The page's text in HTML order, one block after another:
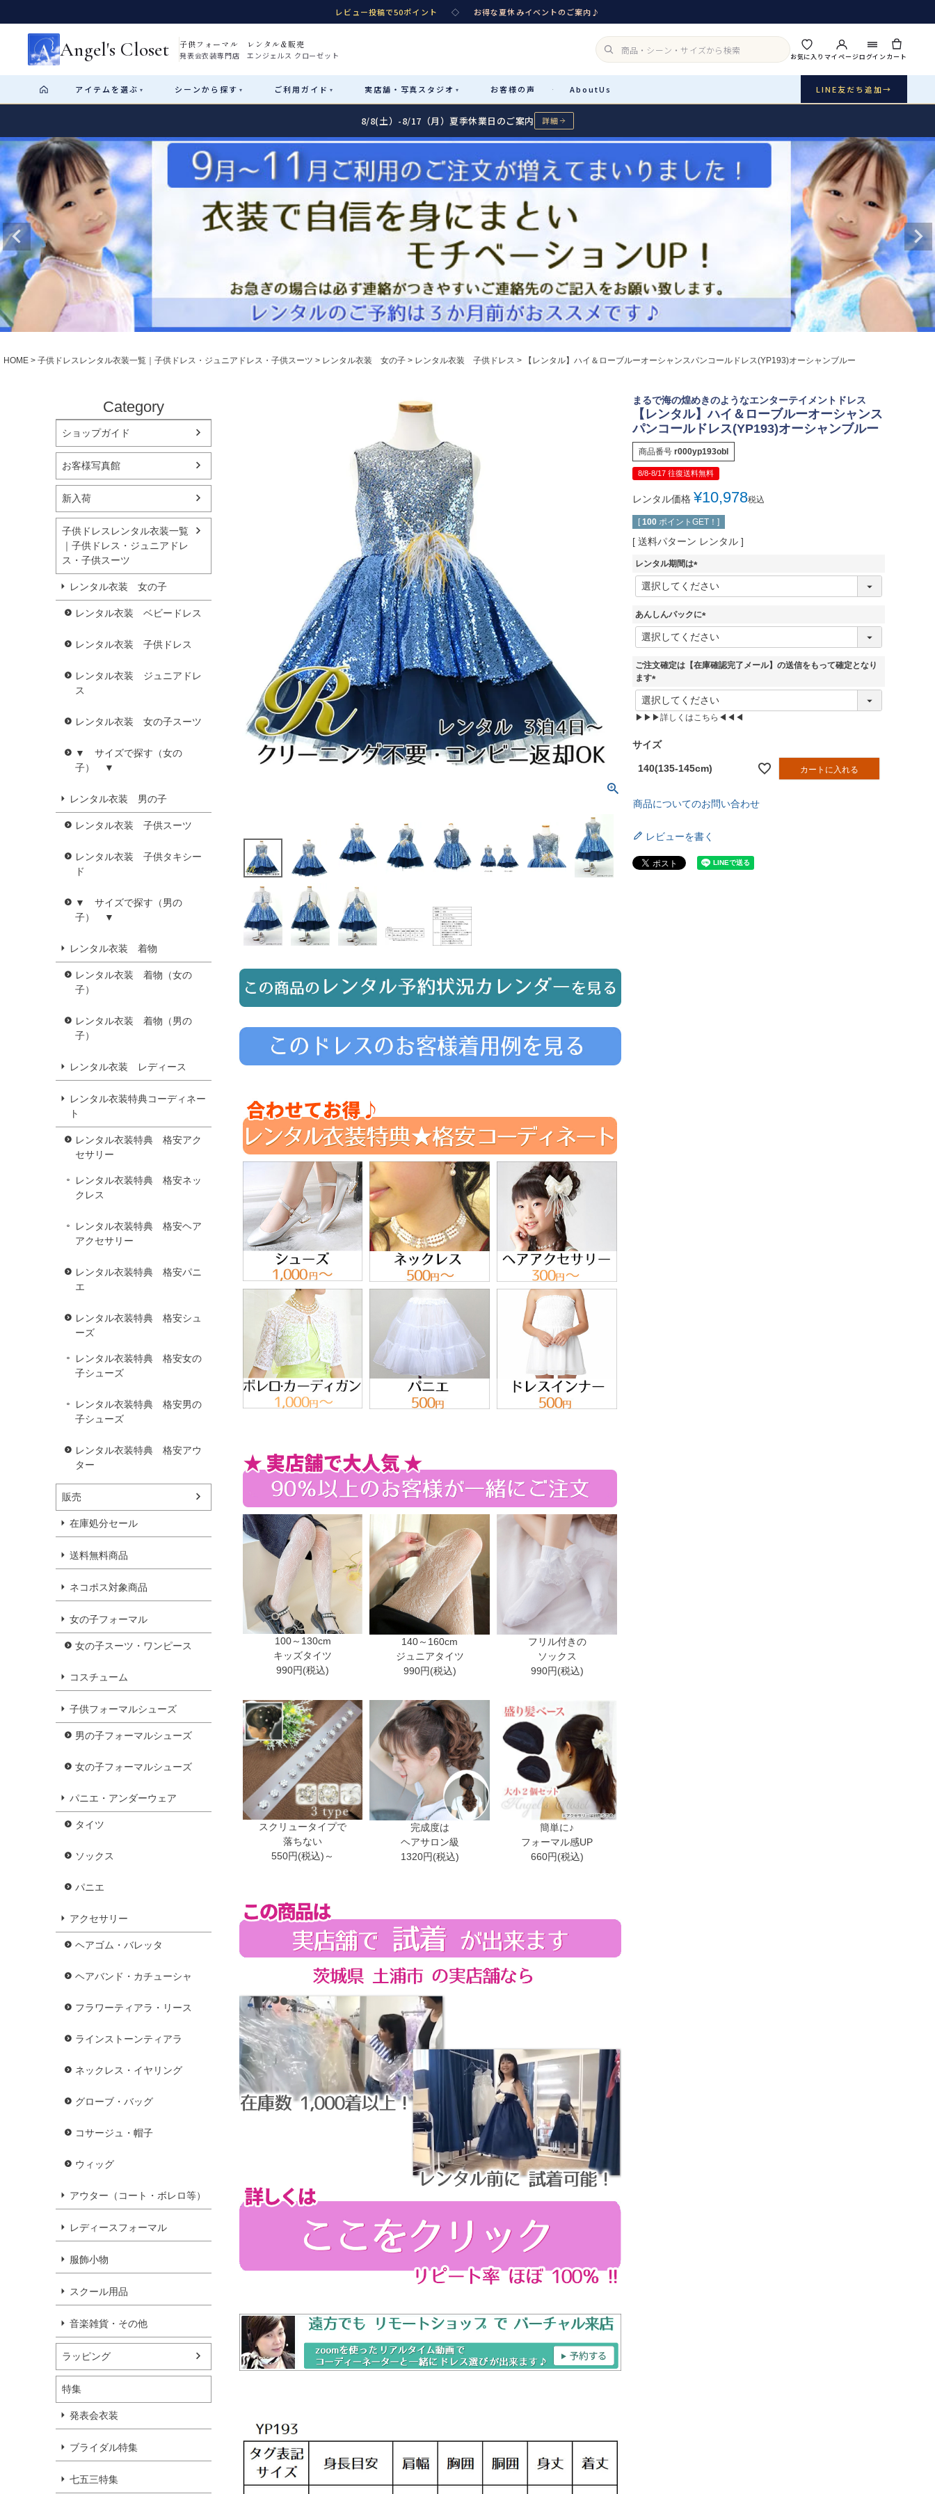
レビュー投稿で50ポイント ◇ お得な夏休みイベントのご案内♪
Angel's Closet 子供フォーマル レンタル&販売
発表会衣装専門店 エンジェルス クローゼット お気に入りマイページログインカート
アイテム を選ぶ ▾ シーンから探す ▾ ご利用ガイド ▾ 実店舗・ 写真スタジオ ▾ お客様の声 · AboutUs LINE友だち追加→
カテゴリ詳細→ サイズで選ぶ→
Rental レンタル
女の子ドレス
小物・アクセ パニエ
アウター レディース
Sale販売
コスチューム アウター インナー・パニエ
アクセサリー ジュエリー 音楽雑貨
性別・サイズで絞り込む→
Recital & Concours
舞台で輝くステージ衣装
Wedding Graduation & Entrance Shichi-Go-San
3歳・5歳・7歳の晴れの日
Start はじめに
01 ショップガイド（総合案内）
レンタル・販売の入口
02 サイズの選び方
測り方と目安
Angel's Closetについて
創業2003年からの想い
Rentalレンタル
04 レンタルのご案内
予約・配送・返却・料金
レンタルの流れ
06 あんしんパック
汚れ・キズ・破損の補償
Buy & Support ご購入・サポート
08 送料・お支払い
送料・決済方法
09 お問い合わせ
電話・メール・LINE
Atelier
実店舗 つくば店
Tsukuba Boutique
〒 茨城県土浦市大町14-16-1F
10:00–18:00（完全予約制）
月曜日
店舗を予約する → スタジオを予約 →
8/8(土）-8/17（月）夏季休業日のご案内 詳細
HOME 子供ドレスレンタル衣装一覧｜子供ドレス・ジュニアドレス・子供スーツ レンタル衣装 女の子 レンタル衣装 子供ドレス 【レンタル】ハイ＆ローブルーオーシャンスパンコールドレス(YP193)オーシャンブルー
Category
ショップガイド
お客様写真館
新入荷
子供ドレスレンタル衣装一覧
｜子供ドレス・ジュニアドレ
ス・子供スーツ
レンタル衣装 女の子
レンタル衣装 ベビードレス
レンタル衣装 子供ドレス
レンタル衣装 ジュニアドレ
ス
レンタル衣装 女の子スーツ
▼ サイズで探す（女の
子） ▼
レンタル衣装 男の子
レンタル衣装 子供スーツ
レンタル衣装 子供タキシー
ド
▼ サイズで探す（男の
子） ▼
レンタル衣装 着物
レンタル衣装 着物（女の
子）
レンタル衣装 着物（男の
子）
レンタル衣装 レディース
レンタル衣装特典コーディネー
ト
レンタル衣装特典 格安アク
セサリー
レンタル衣装特典 格安ネッ
クレス
レンタル衣装特典 格安ヘア
アクセサリー
レンタル衣装特典 格安パニ
エ
レンタル衣装特典 格安シュ
ーズ
レンタル衣装特典 格安女の
子シューズ
レンタル衣装特典 格安男の
子シューズ
レンタル衣装特典 格安アウ
ター
販売
在庫処分セール
送料無料商品
ネコポス対象商品
女の子フォーマル
女の子スーツ・ワンピース
コスチューム
子供フォーマルシューズ
男の子フォーマルシューズ
女の子フォーマルシューズ
パニエ・アンダーウェア
タイツ
ソックス
パニエ
アクセサリー
ヘアゴム・バレッタ
ヘアバンド・カチューシャ
フラワーティアラ・リース
ラインストーンティアラ
ネックレス・イヤリング
グローブ・バッグ
コサージュ・帽子
ウィッグ
アウター（コート・ボレロ等）
レディースフォーマル
服飾小物
スクール用品
音楽雑貨・その他
ラッピング
特集
発表会衣装
ブライダル特集
七五三特集
100～130cm
キッズタイツ
990円(税込)
140～160cm
ジュニアタイツ
990円(税込)
フリル付きの
ソックス
990円(税込)
スクリュータイプで
落ちない
550円(税込)～
完成度は
ヘアサロン級
1320円(税込)
簡単に♪
フォーマル感UP
660円(税込)
まるで海の煌めきのようなエンターテイメントドレス
【レンタル】ハイ＆ローブルーオーシャンス
パンコールドレス(YP193)オーシャンブルー
商品番号 r000yp193obl
8/8-8/17 往復送料無料
レンタル価格 ¥10,978税込
[ 100 ポイントGET！]
送料パターン レンタル
レンタル期間は
(
必
)
あんしんパックに
(
必
)
ご注文確定は【在庫確認完了メール】の送信をもって確定となり
ます
(
必
須
▶▶▶詳しくはこちら◀◀◀
サイズ
140(135-145cm) カートに入れる
商品についてのお問い合わせ
レビューを書く